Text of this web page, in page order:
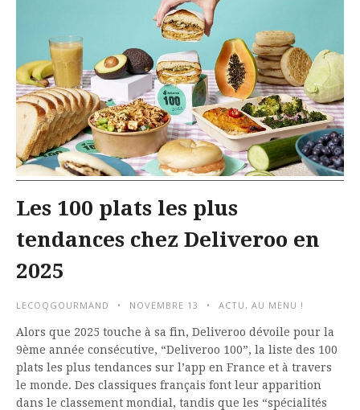
Les 100 plats les plus
tendances chez Deliveroo en
2025
LECOQGOURMAND NOVEMBRE 13 ACTU , AU MENU !
Alors que 2025 touche à sa fin, Deliveroo dévoile pour la
9ème année consécutive, “Deliveroo 100”, la liste des 100
plats les plus tendances sur l’app en France et à travers
le monde. Des classiques français font leur apparition
dans le classement mondial, tandis que les “spécialités